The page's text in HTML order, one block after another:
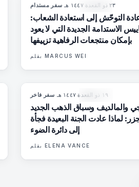
المجلة سفر مستدام · ٢٣ ذو القعدة ١٤٤٧ هـ
التوحّش إلى استعادة الشعاب:
الاستدامة الجديدة التي لا يعود
بإمكان منتجعات الرفاهية تزييفها
بقلم MARCUS WEI
المجلة سفر فاخر ١٩ ذو القعدة ١٤٤٧ هـ
والمالديف وسباق الذهب الجديد
لماذا عادت الجنة البعيدة فجأة
إلى دائرة الضوء
بقلم ELENA VANCE